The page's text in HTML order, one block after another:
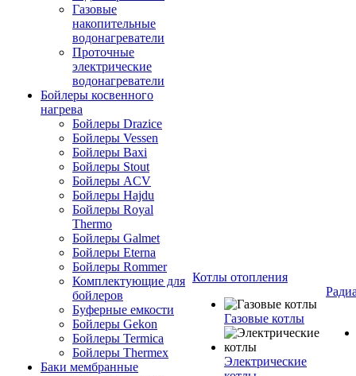
Газовые
накопительные
водонагреватели
Проточные
электрические
водонагреватели
Бойлеры косвенного
нагрева
Бойлеры Drazice
Бойлеры Vessen
Бойлеры Baxi
Бойлеры Stout
Бойлеры ACV
Бойлеры Hajdu
Бойлеры Royal
Thermo
Бойлеры Galmet
Бойлеры Eterna
Бойлеры Rommer
Комплектующие для
бойлеров
Буферные емкости
Бойлеры Gekon
Бойлеры Termica
Бойлеры Thermex
Баки мембранные
Котлы отопления
Газовые котлы
Электрические